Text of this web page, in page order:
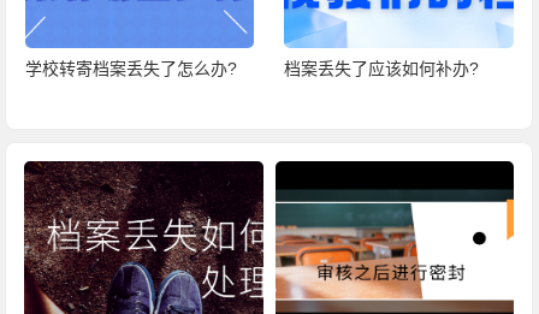
学校转寄档案丢失了怎么办? 档案丢失了应该如何补办?